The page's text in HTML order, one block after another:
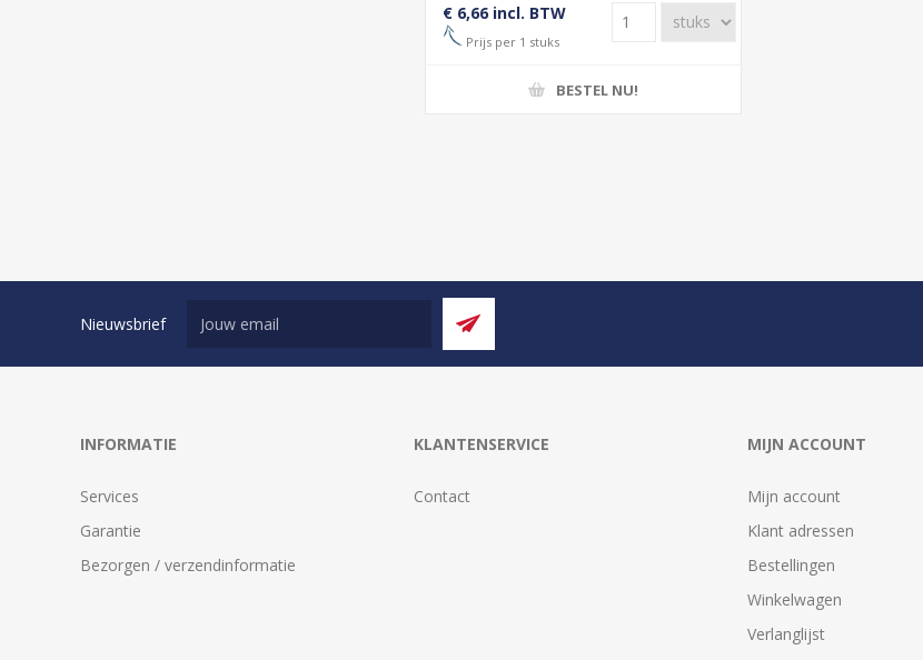
€ 6,66 incl. BTW
Prijs per 1 stuks
BESTEL NU!
Nieuwsbrief
INFORMATIE
Services
Garantie
Bezorgen / verzendinformatie
KLANTENSERVICE
Contact
MIJN ACCOUNT
Mijn account
Klant adressen
Bestellingen
Winkelwagen
Verlanglijst